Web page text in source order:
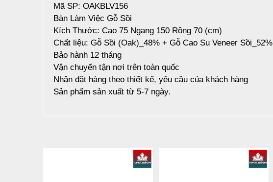
Mã SP: OAKBLV156
Bàn Làm Việc Gỗ Sồi
Kích Thước: Cao 75 Ngang 150 Rộng 70 (cm)
Chất liệu: Gỗ Sồi (Oak)_48% + Gỗ Cao Su Veneer Sồi_52%
Bảo hành 12 tháng
Vận chuyển tận nơi trên toàn quốc
Nhận đặt hàng theo thiết kế, yêu cầu của khách hàng
Sản phẩm sản xuất từ 5-7 ngày.